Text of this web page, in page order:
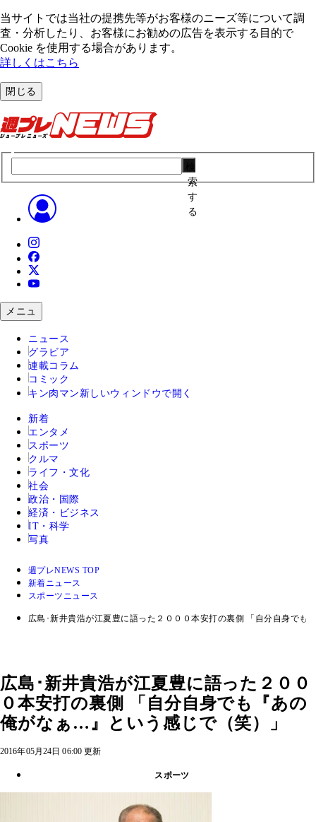
当サイトでは当社の提携先等がお客様のニーズ等について調
査・分析したり、お客様にお勧めの広告を表⽰する⽬的で
Cookie を使⽤する場合があります。
詳しくはこちら
閉じる
索
す
る
メニュ
ニュース
グラビア
連載コラム
コミック
キン肉マン 新しいウィンドウで開く
新着
エンタメ
スポーツ
クルマ
ライフ・文化
社会
政治・国際
経済・ビジネス
IT・科学
写真
週プレNEWS TOP
新着ニュース
スポーツニュース
広島･新井貴浩が江夏豊に語った２０００本安打の裏側 「自分自身で
広島･新井貴浩が江夏豊に語った２００
０本安打の裏側 「自分自身でも『あの
俺がなぁ…』という感じで（笑）」
2016年05月24日 06:00 更新
スポーツ